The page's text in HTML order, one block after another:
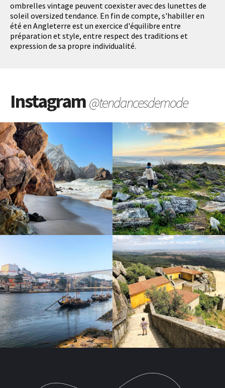
ombrelles vintage peuvent coexister avec des lunettes de
soleil oversized tendance. En fin de compte, s'habiller en
été en Angleterre est un exercice d'équilibre entre
préparation et style, entre respect des traditions et
expression de sa propre individualité.
Instagram@tendancesdemode